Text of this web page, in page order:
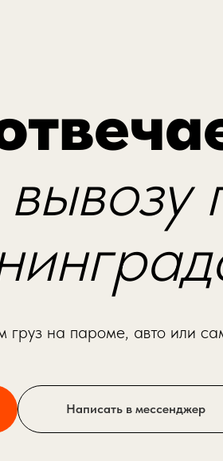
на пароме, авто или
Написать в мессенджер